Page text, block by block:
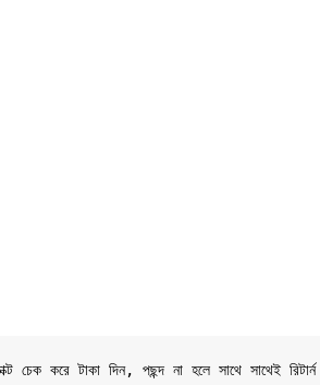
চেক করে টাকা দিন, পছন্দ না হলে সাথে সাথেই